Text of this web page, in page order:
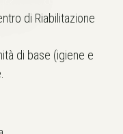
di Riabilitazione
di base (igiene e